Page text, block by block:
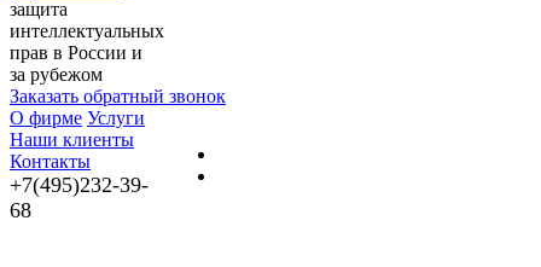
защита
интеллектуальных
прав в России и
за рубежом
Заказать обратный звонок
О фирме Услуги
Наши клиенты
Контакты
+7(495)232-39-
68